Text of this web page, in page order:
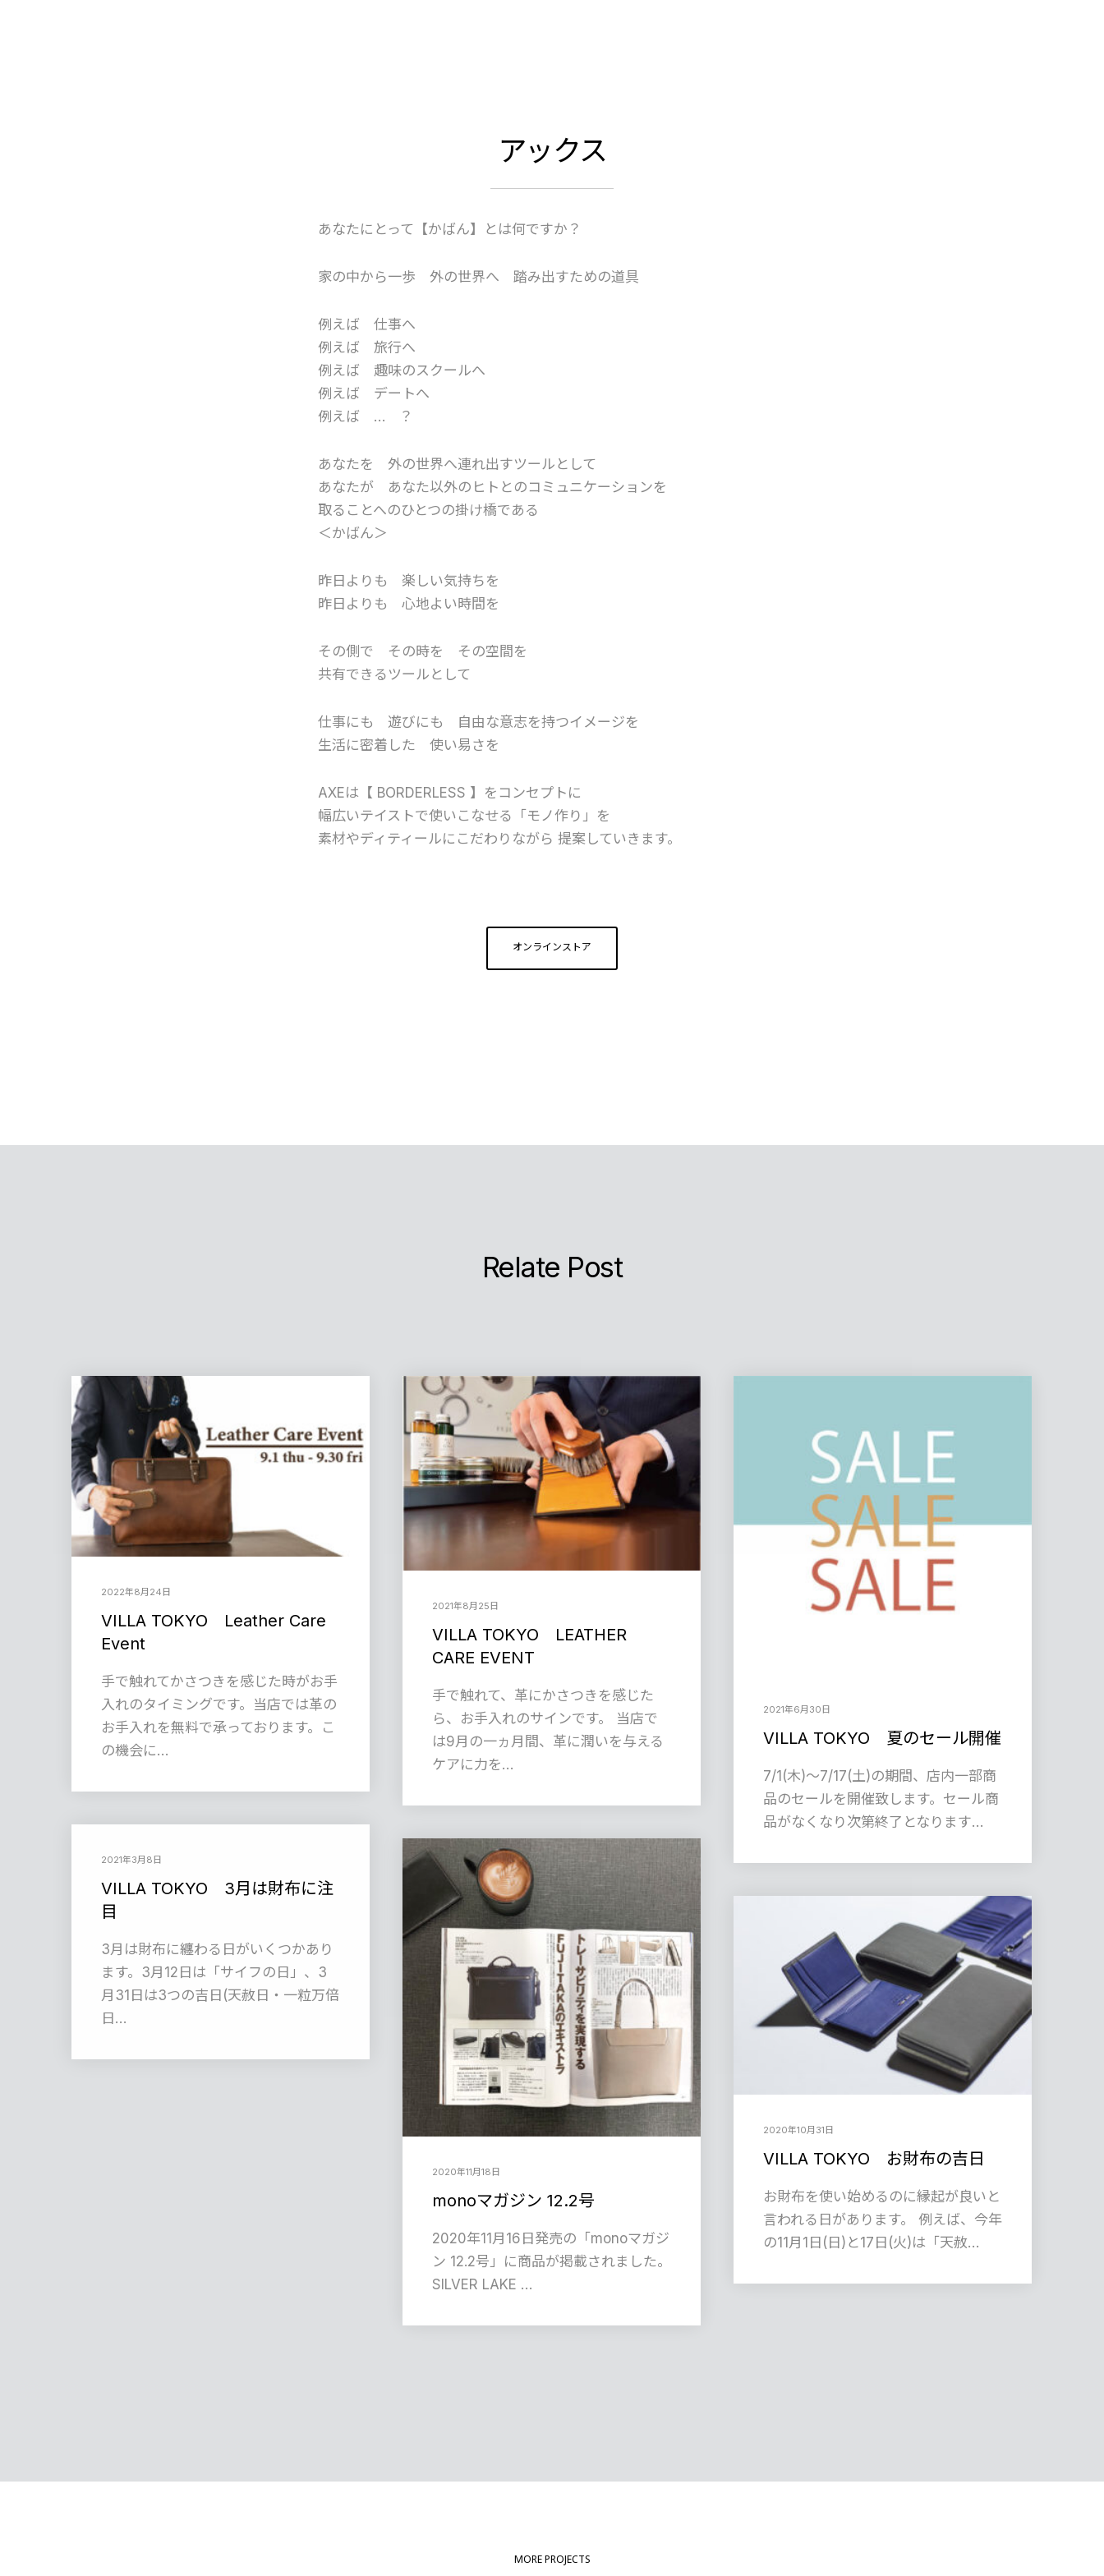
アックス
あなたにとって【かばん】とは何ですか？
家の中から一歩 外の世界へ 踏み出すための道具
例えば 仕事へ
例えば 旅行へ
例えば 趣味のスクールへ
例えば デートへ
例えば … ？
あなたを 外の世界へ連れ出すツールとして
あなたが あなた以外のヒトとのコミュニケーションを
取ることへのひとつの掛け橋である
＜かばん＞
昨日よりも 楽しい気持ちを
昨日よりも 心地よい時間を
その側で その時を その空間を
共有できるツールとして
仕事にも 遊びにも 自由な意志を持つイメージを
生活に密着した 使い易さを
AXEは【 BORDERLESS 】をコンセプトに
幅広いテイストで使いこなせる「モノ作り」を
素材やディティールにこだわりながら 提案していきます。
オンラインストア
Relate Post
2022年8月24日
VILLA TOKYO Leather Care
Event
手で触れてかさつきを感じた時がお手
入れのタイミングです。当店では革の
お手入れを無料で承っております。こ
の機会に…
2021年8月25日
VILLA TOKYO LEATHER
CARE EVENT
手で触れて、革にかさつきを感じた
ら、お手入れのサインです。 当店で
は9月の一ヵ月間、革に潤いを与える
ケアに力を…
2021年6月30日
VILLA TOKYO 夏のセール開催
7/1(木)～7/17(土)の期間、店内一部商
品のセールを開催致します。セール商
品がなくなり次第終了となります…
2021年3月8日
VILLA TOKYO 3月は財布に注
目
3月は財布に纏わる日がいくつかあり
ます。3月12日は「サイフの日」、3
月31日は3つの吉日(天赦日・一粒万倍
日…
2020年11月18日
monoマガジン 12.2号
2020年11月16日発売の「monoマガジ
ン 12.2号」に商品が掲載されました。
SILVER LAKE …
2020年10月31日
VILLA TOKYO お財布の吉日
お財布を使い始めるのに縁起が良いと
言われる日があります。 例えば、今年
の11月1日(日)と17日(火)は「天赦…
MORE PROJECTS